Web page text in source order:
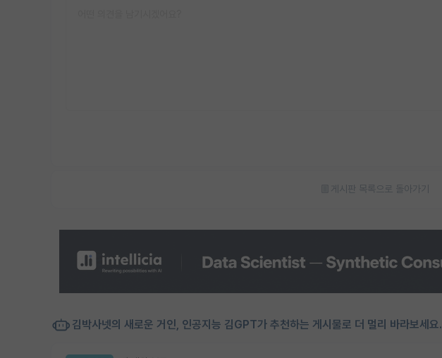
게시판 목록으로 돌아가기
김박사넷의 새로운 거인, 인공지능 김GPT가 추천하는 게시물로 더 멀리 바라보세요.